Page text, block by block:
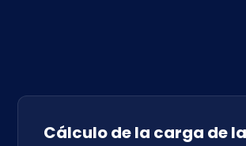
Cálculo de la carga de